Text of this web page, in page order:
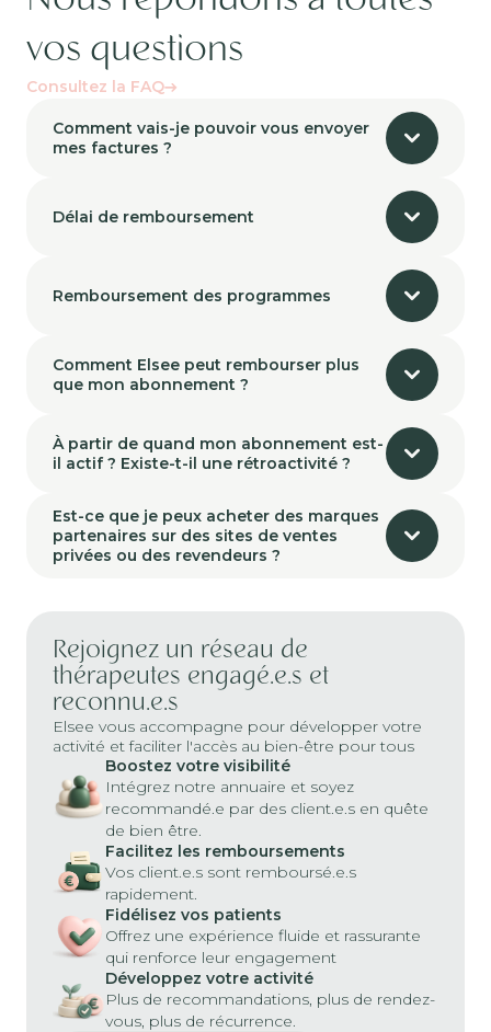
vos questions
Consultez la FAQ
Comment vais-je pouvoir vous envoyer
mes factures ?
Délai de remboursement
Remboursement des programmes
Comment Elsee peut rembourser plus
que mon abonnement ?
À partir de quand mon abonnement est-
il actif ? Existe-t-il une rétroactivité ?
Est-ce que je peux acheter des marques
partenaires sur des sites de ventes
privées ou des revendeurs ?
Rejoignez un réseau de
thérapeutes engagé.e.s et
reconnu.e.s
Elsee vous accompagne pour développer votre
activité et faciliter l'accès au bien-être pour tous
Boostez votre visibilité
Intégrez notre annuaire et soyez
recommandé.e par des client.e.s en quête
de bien être.
Facilitez les remboursements
Vos client.e.s sont remboursé.e.s
rapidement.
Fidélisez vos patients
Offrez une expérience fluide et rassurante
qui renforce leur engagement
Développez votre activité
Plus de recommandations, plus de rendez-
vous, plus de récurrence.